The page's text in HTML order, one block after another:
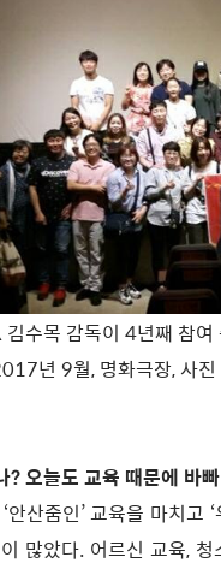
수목 감독이 4년째 참여
년 9월, 명화극장, 사진
오늘도 교육 때문에 바
산줌인’ 교육을 마치고
많았다. 어르신 교육,